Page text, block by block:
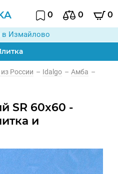
0 0 0
в Измайлово
России – Idalgo – Амба –
SR 60x60 -
и